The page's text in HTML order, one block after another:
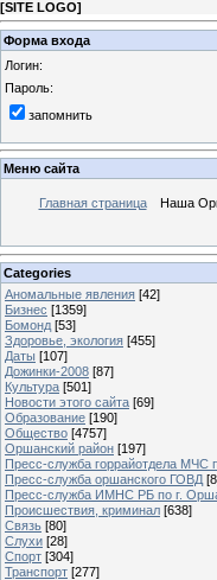
[SITE LOGO]
Форма входа
Логин:
Пароль:
запомнить
Меню сайта
Главная страница Наша
Categories
Аномальные явления [42]
Бизнес [1359]
Бомонд [53]
Здоровье, экология [455]
Даты [107]
Дожинки-2008 [87]
Культура [501]
Новости этого сайта [69]
Образование [190]
Общество [4757]
Оршанский район [197]
Пресс-служба горрайотдела МЧС
Пресс-служба оршанского ГОВД
Пресс-служба ИМНС РБ по г.
Проиcшествия, криминал [638]
Связь [80]
Слухи [28]
Спорт [304]
Транспорт [277]